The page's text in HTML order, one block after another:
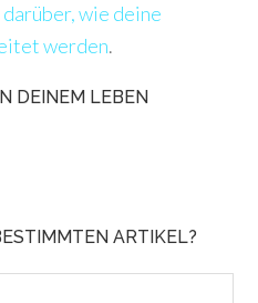
wie deine
werden.
DEINEM LEBEN
ARTIKEL?